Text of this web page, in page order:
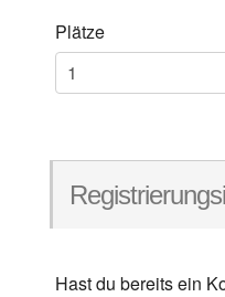
Plätze
Hast du bereits ein